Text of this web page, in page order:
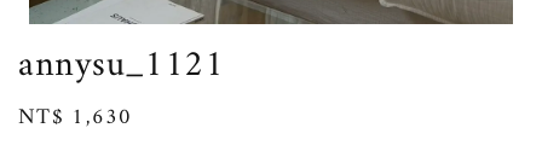
annysu_1121
Regular
NT$ 1,630